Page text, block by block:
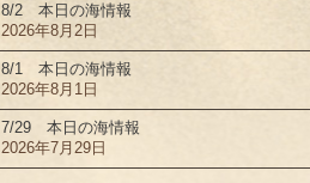
8/2 本日の海情報
2026年8月2日
8/1 本日の海情報
2026年8月1日
7/29 本日の海情報
2026年7月29日